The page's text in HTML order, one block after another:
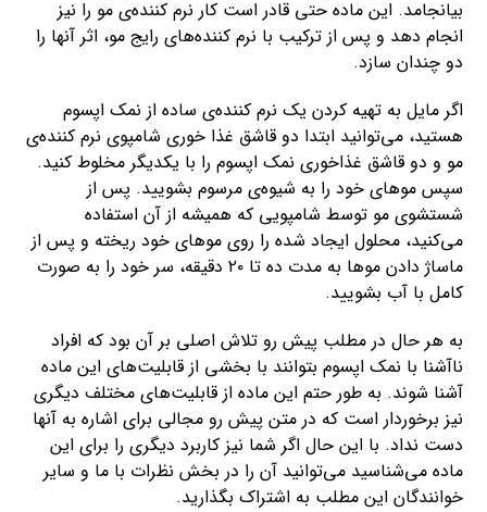
بیانجامد. این ماده حتی قادر است کار نرم کننده‌ی مو را نیز
انجام دهد و پس از ترکیب با نرم کننده‌های رایج مو، اثر آنها را
دو چندان سازد.
اگر مایل به تهیه کردن یک نرم کننده‌ی ساده از نمک اپسوم
هستید، می‌توانید ابتدا دو قاشق غذا خوری شامپوی نرم کننده‌ی
مو و دو قاشق غذاخوری نمک اپسوم را با یکدیگر مخلوط کنید.
سپس موهای خود را به شیوه‌ی مرسوم بشویید. پس از
شستشوی مو توسط شامپویی که همیشه از آن استفاده
می‌کنید، محلول ایجاد شده را روی موهای خود ریخته و پس از
ماساژ دادن موها به مدت ده تا ۲۰ دقیقه، سر خود را به صورت
کامل با آب بشویید.
به هر حال در مطلب پیش رو تلاش اصلی بر آن بود که افراد
ناآشنا با نمک اپسوم بتوانند با بخشی از قابلیت‌های این ماده
آشنا شوند. به طور حتم این ماده از قابلیت‌های مختلف دیگری
نیز برخوردار است که در متن پیش رو مجالی برای اشاره به آنها
دست نداد. با این حال اگر شما نیز کاربرد دیگری را برای این
ماده می‌شناسید می‌توانید آن را در بخش نظرات با ما و سایر
خوانندگان این مطلب به اشتراک بگذارید.